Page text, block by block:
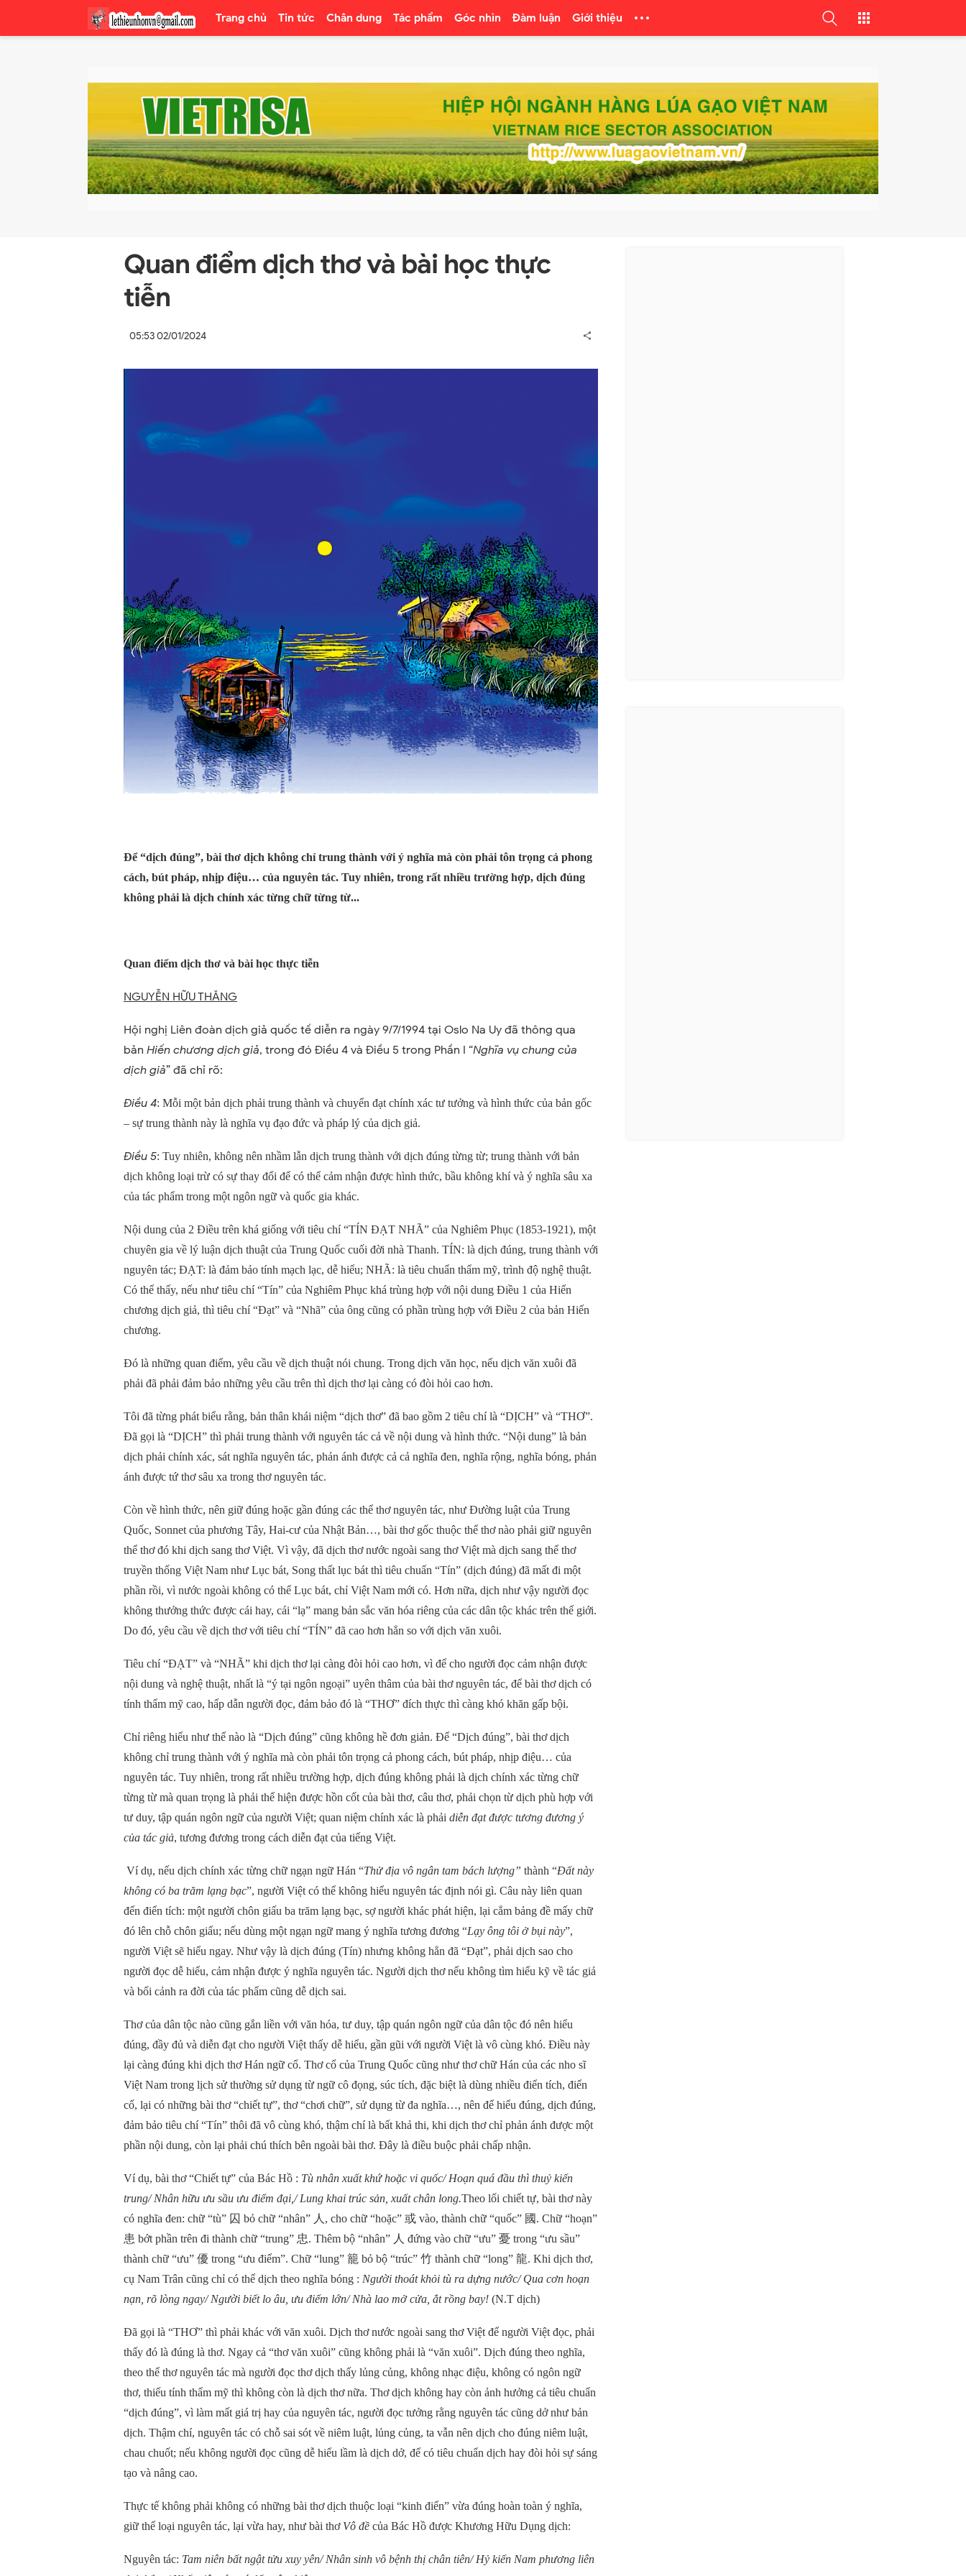
Trang chủ Tin tức Chân dung Tác phẩm Góc nhìn Đàm luận Giới thiệu
Quan điểm dịch thơ và bài học thực
tiễn
05:53 02/01/2024
Để “dịch đúng”, bài thơ dịch không chỉ trung thành với ý nghĩa mà còn phải tôn trọng cả phong
cách, bút pháp, nhịp điệu… của nguyên tác. Tuy nhiên, trong rất nhiều trường hợp, dịch đúng
không phải là dịch chính xác từng chữ từng từ...
Quan điểm dịch thơ và bài học thực tiễn
NGUYỄN HỮU THĂNG
Hội nghị Liên đoàn dịch giả quốc tế diễn ra ngày 9/7/1994 tại Oslo Na Uy đã thông qua
bản Hiến chương dịch giả, trong đó Điều 4 và Điều 5 trong Phần I “Nghĩa vụ chung của
dịch giả” đã chỉ rõ:
Điều 4: Mỗi một bản dịch phải trung thành và chuyển đạt chính xác tư tưởng và hình thức của bản gốc
– sự trung thành này là nghĩa vụ đạo đức và pháp lý của dịch giả.
Điều 5: Tuy nhiên, không nên nhầm lẫn dịch trung thành với dịch đúng từng từ; trung thành với bản
dịch không loại trừ có sự thay đổi để có thể cảm nhận được hình thức, bầu không khí và ý nghĩa sâu xa
của tác phẩm trong một ngôn ngữ và quốc gia khác.
Nội dung của 2 Điều trên khá giống với tiêu chí “TÍN ĐẠT NHÃ” của Nghiêm Phục (1853-1921), một
chuyên gia về lý luận dịch thuật của Trung Quốc cuối đời nhà Thanh. TÍN: là dịch đúng, trung thành với
nguyên tác; ĐẠT: là đảm bảo tính mạch lạc, dễ hiểu; NHÃ: là tiêu chuẩn thẩm mỹ, trình độ nghệ thuật.
Có thể thấy, nếu như tiêu chí “Tín” của Nghiêm Phục khá trùng hợp với nội dung Điều 1 của Hiến
chương dịch giả, thì tiêu chí “Đạt” và “Nhã” của ông cũng có phần trùng hợp với Điều 2 của bản Hiến
chương.
Đó là những quan điểm, yêu cầu về dịch thuật nói chung. Trong dịch văn học, nếu dịch văn xuôi đã
phải đã phải đảm bảo những yêu cầu trên thì dịch thơ lại càng có đòi hỏi cao hơn.
Tôi đã từng phát biểu rằng, bản thân khái niệm “dịch thơ” đã bao gồm 2 tiêu chí là “DỊCH” và “THƠ”.
Đã gọi là “DỊCH” thì phải trung thành với nguyên tác cả về nội dung và hình thức. “Nội dung” là bản
dịch phải chính xác, sát nghĩa nguyên tác, phản ánh được cả cả nghĩa đen, nghĩa rộng, nghĩa bóng, phản
ánh được tứ thơ sâu xa trong thơ nguyên tác.
Còn về hình thức, nên giữ đúng hoặc gần đúng các thể thơ nguyên tác, như Đường luật của Trung
Quốc, Sonnet của phương Tây, Hai-cư của Nhật Bản…, bài thơ gốc thuộc thể thơ nào phải giữ nguyên
thể thơ đó khi dịch sang thơ Việt. Vì vậy, đã dịch thơ nước ngoài sang thơ Việt mà dịch sang thể thơ
truyền thống Việt Nam như Lục bát, Song thất lục bát thì tiêu chuẩn “Tín” (dịch đúng) đã mất đi một
phần rồi, vì nước ngoài không có thể Lục bát, chỉ Việt Nam mới có. Hơn nữa, dịch như vậy người đọc
không thưởng thức được cái hay, cái “lạ” mang bản sắc văn hóa riêng của các dân tộc khác trên thế giới.
Do đó, yêu cầu về dịch thơ với tiêu chí “TÍN” đã cao hơn hẳn so với dịch văn xuôi.
Tiêu chí “ĐẠT” và “NHÃ” khi dịch thơ lại càng đòi hỏi cao hơn, vì để cho người đọc cảm nhận được
nội dung và nghệ thuật, nhất là “ý tại ngôn ngoại” uyên thâm của bài thơ nguyên tác, để bài thơ dịch có
tính thẩm mỹ cao, hấp dẫn người đọc, đảm bảo đó là “THƠ” đích thực thì càng khó khăn gấp bội.
Chỉ riêng hiểu như thế nào là “Dịch đúng” cũng không hề đơn giản. Để “Dịch đúng”, bài thơ dịch
không chỉ trung thành với ý nghĩa mà còn phải tôn trọng cả phong cách, bút pháp, nhịp điệu… của
nguyên tác. Tuy nhiên, trong rất nhiều trường hợp, dịch đúng không phải là dịch chính xác từng chữ
từng từ mà quan trọng là phải thể hiện được hồn cốt của bài thơ, câu thơ, phải chọn từ dịch phù hợp với
tư duy, tập quán ngôn ngữ của người Việt; quan niệm chính xác là phải diễn đạt được tương đương ý
của tác giả, tương đương trong cách diễn đạt của tiếng Việt.
Ví dụ, nếu dịch chính xác từng chữ ngạn ngữ Hán “Thử địa vô ngân tam bách lượng” thành “Đất này
không có ba trăm lạng bạc”, người Việt có thể không hiểu nguyên tác định nói gì. Câu này liên quan
đến điển tích: một người chôn giấu ba trăm lạng bạc, sợ người khác phát hiện, lại cắm bảng đề mấy chữ
đó lên chỗ chôn giấu; nếu dùng một ngạn ngữ mang ý nghĩa tương đương “Lạy ông tôi ở bụi này”,
người Việt sẽ hiểu ngay. Như vậy là dịch đúng (Tín) nhưng không hẳn đã “Đạt”, phải dịch sao cho
người đọc dễ hiểu, cảm nhận được ý nghĩa nguyên tác. Người dịch thơ nếu không tìm hiểu kỹ về tác giả
và bối cảnh ra đời của tác phẩm cũng dễ dịch sai.
Thơ của dân tộc nào cũng gắn liền với văn hóa, tư duy, tập quán ngôn ngữ của dân tộc đó nên hiểu
đúng, đầy đủ và diễn đạt cho người Việt thấy dễ hiểu, gần gũi với người Việt là vô cùng khó. Điều này
lại càng đúng khi dịch thơ Hán ngữ cổ. Thơ cổ của Trung Quốc cũng như thơ chữ Hán của các nho sĩ
Việt Nam trong lịch sử thường sử dụng từ ngữ cô đọng, súc tích, đặc biệt là dùng nhiều điển tích, điển
cố, lại có những bài thơ “chiết tự”, thơ “chơi chữ”, sử dụng từ đa nghĩa…, nên để hiểu đúng, dịch đúng,
đảm bảo tiêu chí “Tín” thôi đã vô cùng khó, thậm chí là bất khả thi, khi dịch thơ chỉ phản ánh được một
phần nội dung, còn lại phải chú thích bên ngoài bài thơ. Đây là điều buộc phải chấp nhận.
Ví dụ, bài thơ “Chiết tự” của Bác Hồ : Tù nhân xuất khứ hoặc vi quốc/ Hoạn quá đầu thì thuỷ kiến
trung/ Nhân hữu ưu sầu ưu điểm đại,/ Lung khai trúc sản, xuất chân long.Theo lối chiết tự, bài thơ này
có nghĩa đen: chữ “tù” 囚 bỏ chữ “nhân” 人 , cho chữ “hoặc” 或 vào, thành chữ “quốc” 國 . Chữ “hoạn”
患 bớt phần trên đi thành chữ “trung” 忠. Thêm bộ “nhân” 人 đứng vào chữ “ưu” 憂 trong “ưu sầu”
thành chữ “ưu” 優 trong “ưu điểm”. Chữ “lung” 籠 bỏ bộ “trúc” 竹 thành chữ “long” 龍. Khi dịch thơ,
cụ Nam Trân cũng chỉ có thể dịch theo nghĩa bóng : Người thoát khỏi tù ra dựng nước/ Qua cơn hoạn
nạn, rõ lòng ngay/ Người biết lo âu, ưu điểm lớn/ Nhà lao mở cửa, ắt rồng bay! (N.T dịch)
Đã gọi là “THƠ” thì phải khác với văn xuôi. Dịch thơ nước ngoài sang thơ Việt để người Việt đọc, phải
thấy đó là đúng là thơ. Ngay cả “thơ văn xuôi” cũng không phải là “văn xuôi”. Dịch đúng theo nghĩa,
theo thể thơ nguyên tác mà người đọc thơ dịch thấy lủng củng, không nhạc điệu, không có ngôn ngữ
thơ, thiếu tính thẩm mỹ thì không còn là dịch thơ nữa. Thơ dịch không hay còn ảnh hưởng cả tiêu chuẩn
“dịch đúng”, vì làm mất giá trị hay của nguyên tác, người đọc tưởng rằng nguyên tác cũng dở như bản
dịch. Thậm chí, nguyên tác có chỗ sai sót về niêm luật, lủng củng, ta vẫn nên dịch cho đúng niêm luật,
chau chuốt; nếu không người đọc cũng dễ hiểu lầm là dịch dở, để có tiêu chuẩn dịch hay đòi hỏi sự sáng
tạo và nâng cao.
Thực tế không phải không có những bài thơ dịch thuộc loại “kinh điển” vừa đúng hoàn toàn ý nghĩa,
giữ thể loại nguyên tác, lại vừa hay, như bài thơ Vô đề của Bác Hồ được Khương Hữu Dụng dịch:
Nguyên tác: Tam niên bất ngật tửu xuy yên/ Nhân sinh vô bệnh thị chân tiên/ Hỷ kiến Nam phương liên